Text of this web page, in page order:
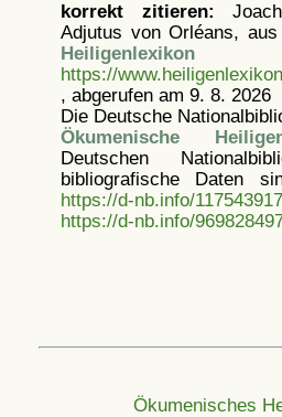
korrekt zitieren:
Adjutus von Orléans, aus
Heiligenlexikon
https://
, abgerufen am 9. 8. 2026
Die Deutsche
Ökumenische
Deutschen
bibliografische Daten
https://d-nb.info/
https://d-nb.info/
Ökumenisches